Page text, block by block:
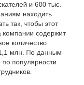
и 600 тыс.
находить
так, чтобы этот
содержит
количество
млн. По данным
популярности